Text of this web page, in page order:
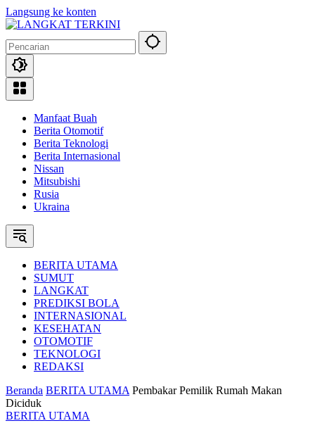
Langsung ke konten
Manfaat Buah
Berita Otomotif
Berita Teknologi
Berita Internasional
Nissan
Mitsubishi
Rusia
Ukraina
BERITA UTAMA
SUMUT
LANGKAT
PREDIKSI BOLA
INTERNASIONAL
KESEHATAN
OTOMOTIF
TEKNOLOGI
REDAKSI
Beranda BERITA UTAMA Pembakar Pemilik Rumah Makan
Diciduk
BERITA UTAMA